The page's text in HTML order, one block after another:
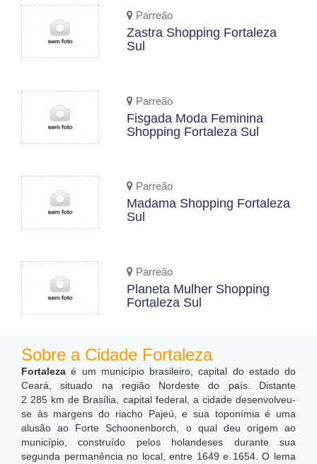
Parreão
Zastra Shopping Fortaleza
Sul
Parreão
Fisgada Moda Feminina
Shopping Fortaleza Sul
Parreão
Madama Shopping Fortaleza
Sul
Parreão
Planeta Mulher Shopping
Fortaleza Sul
Sobre a Cidade Fortaleza
Fortaleza é um município brasileiro, capital do estado do
Ceará, situado na região Nordeste do país. Distante
2 285 km de Brasília, capital federal, a cidade desenvolveu-
se às margens do riacho Pajeú, e sua toponímia é uma
alusão ao Forte Schoonenborch, o qual deu origem ao
município, construído pelos holandeses durante sua
segunda permanência no local, entre 1649 e 1654. O lema